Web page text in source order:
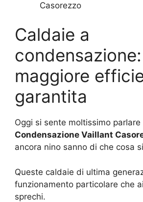
Casorezzo
Caldaie a
maggiore
garantita
Oggi si sente moltissimo parlare
Condensazione Vaillant
ancora nino sanno di che cosa
Queste caldaie di ultima
funzionamento particolare che
sprechi.